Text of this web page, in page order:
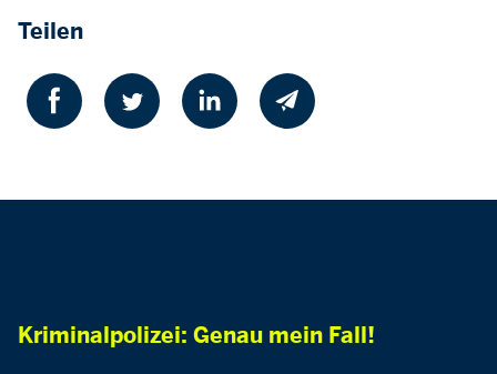
Teilen
Kriminalpolizei: Genau mein Fall!